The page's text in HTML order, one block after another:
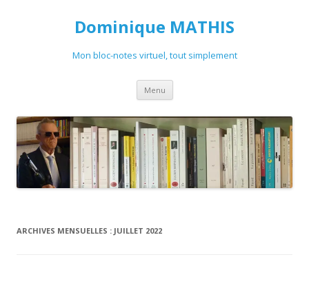
Dominique MATHIS
Mon bloc-notes virtuel, tout simplement
Menu Aller
contenu
ARCHIVES MENSUELLES : JUILLET 2022